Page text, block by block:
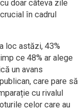
doar câteva zile
în cadrul
loc astăzi, 43%
ce 48% ar alege
un avans
care pare să
cu rivalul
celor care au